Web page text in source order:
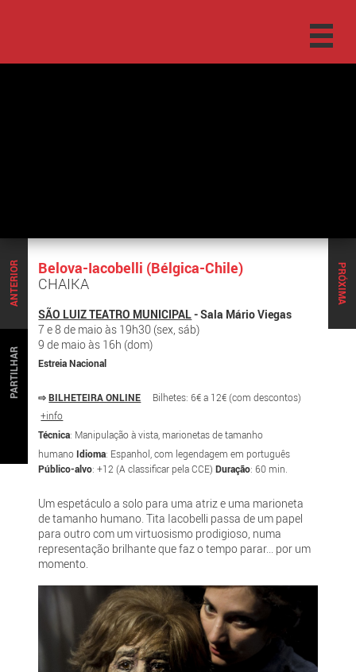
PRÓXIMA
ANTERIOR
PARTILHAR
Belova-Iacobelli (Bélgica-Chile)
CHAIKA
SÃO LUIZ TEATRO MUNICIPAL- Sala Mário Viegas
7 e 8 de maio às 19h30 (sex, sáb)
9 de maio às 16h (dom)
Estreia Nacional
⇨ BILHETEIRA ONLINE
Bilhetes: 6€ a 12€ (com descontos)
+info
Técnica: Manipulação à vista, marionetas de tamanho
humano Idioma: Espanhol, com legendagem em português
Público-alvo: +12 (A classificar pela CCE)Duração: 60 min.
Um espetáculo a solo para uma atriz e uma marioneta
de tamanho humano. Tita Iacobelli passa de um papel
para outro com um virtuosismo prodigioso, numa
representação brilhante que faz o tempo parar... por um
momento.